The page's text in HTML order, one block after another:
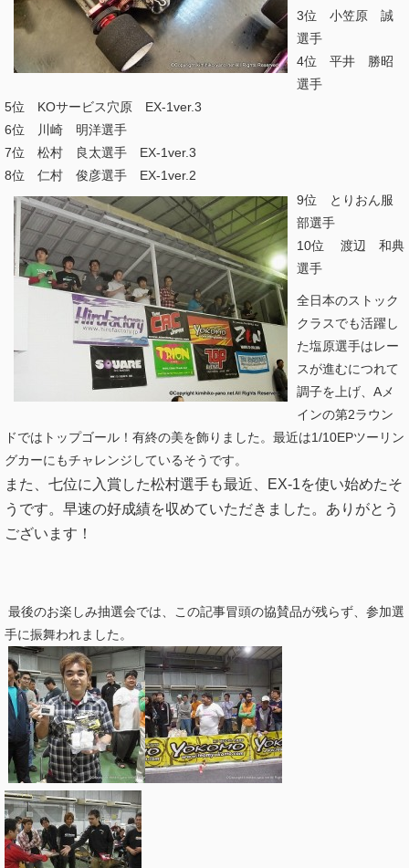
3位 小笠原 誠
選手
4位 平井 勝昭
選手
5位 KOサービス穴原 EX-1ver.3
6位 川崎 明洋選手
7位 松村 良太選手 EX-1ver.3
8位 仁村 俊彦選手 EX-1ver.2
9位 とりおん服
部選手
10位 渡辺 和典
選手
全日本のストック
クラスでも活躍し
た塩原選手はレー
スが進むにつれて
調子を上げ、Aメ
インの第2ラウン
ドではトップゴール！有終の美を飾りました。最近は1/10EPツーリン
グカーにもチャレンジしているそうです。
また、七位に入賞した松村選手も最近、EX-1を使い始めたそ
うです。早速の好成績を収めていただきました。ありがとう
ございます！
最後のお楽しみ抽選会では、この記事冒頭の協賛品が残らず、参加選
手に振舞われました。